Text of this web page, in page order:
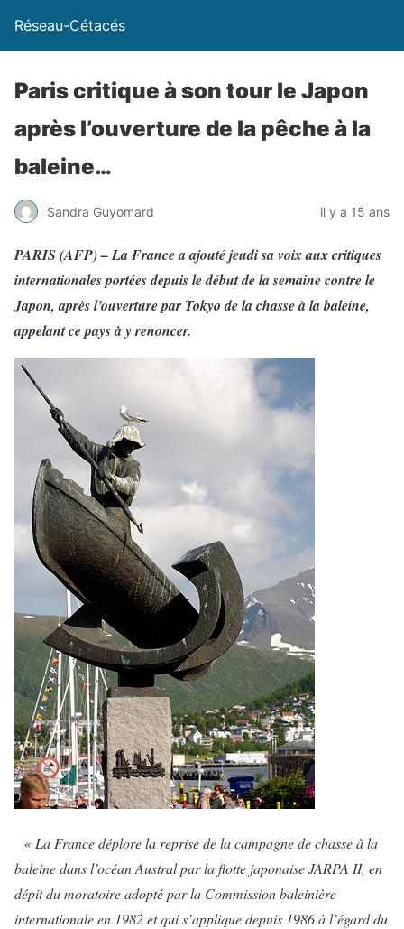
Réseau-Cétacés
Paris critique à son tour le Japon
après l’ouverture de la pêche à la
baleine…
Sandra Guyomard il y a 15 ans
PARIS (AFP) – La France a ajouté jeudi sa voix aux critiques
internationales portées depuis le début de la semaine contre le
Japon, après l’ouverture par Tokyo de la chasse à la baleine,
appelant ce pays à y renoncer.
« La France déplore la reprise de la campagne de chasse à la
baleine dans l’océan Austral par la flotte japonaise JARPA II, en
dépit du moratoire adopté par la Commission baleinière
internationale en 1982 et qui s’applique depuis 1986 à l’égard du